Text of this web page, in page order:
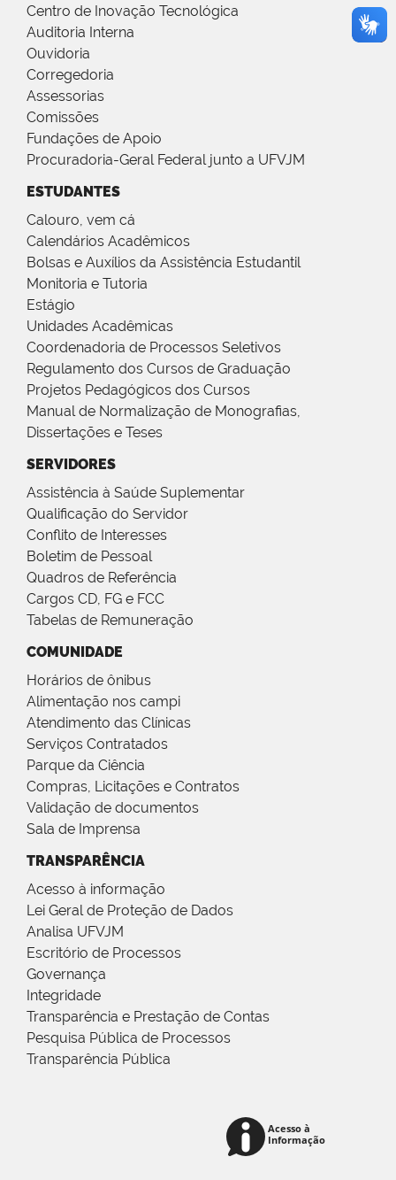
Centro de Inovação Tecnológica
Auditoria Interna
Ouvidoria
Corregedoria
Assessorias
Comissões
Fundações de Apoio
Procuradoria-Geral Federal junto a UFVJM
ESTUDANTES
Calouro, vem cá
Calendários Acadêmicos
Bolsas e Auxílios da Assistência Estudantil
Monitoria e Tutoria
Estágio
Unidades Acadêmicas
Coordenadoria de Processos Seletivos
Regulamento dos Cursos de Graduação
Projetos Pedagógicos dos Cursos
Manual de Normalização de Monografias,
Dissertações e Teses
SERVIDORES
Assistência à Saúde Suplementar
Qualificação do Servidor
Conflito de Interesses
Boletim de Pessoal
Quadros de Referência
Cargos CD, FG e FCC
Tabelas de Remuneração
COMUNIDADE
Horários de ônibus
Alimentação nos campi
Atendimento das Clínicas
Serviços Contratados
Parque da Ciência
Compras, Licitações e Contratos
Validação de documentos
Sala de Imprensa
TRANSPARÊNCIA
Acesso à informação
Lei Geral de Proteção de Dados
Analisa UFVJM
Escritório de Processos
Governança
Integridade
Transparência e Prestação de Contas
Pesquisa Pública de Processos
Transparência Pública